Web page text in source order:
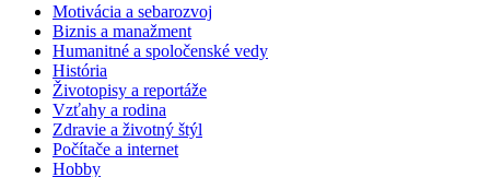
Motivácia a sebarozvoj
Biznis a manažment
Humanitné a spoločenské vedy
História
Životopisy a reportáže
Vzťahy a rodina
Zdravie a životný štýl
Počítače a internet
Hobby